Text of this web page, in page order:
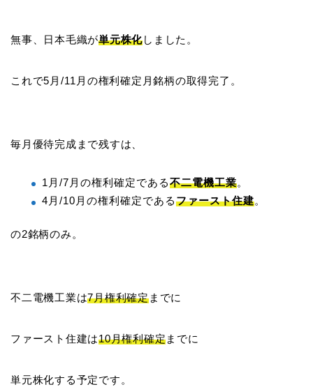
無事、日本毛織が単元株化しました。
これで5月/11月の権利確定月銘柄の取得完了。
毎月優待完成まで残すは、
1月/7月の権利確定である不二電機工業。
4月/10月の権利確定であるファースト住建。
の2銘柄のみ。
不二電機工業は7月権利確定までに
ファースト住建は10月権利確定までに
単元株化する予定です。